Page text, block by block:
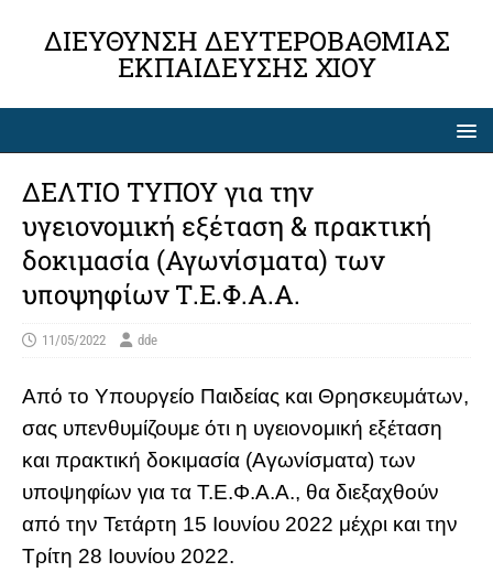
ΔΙΕΎΘΥΝΣΗ ΔΕΥΤΕΡΟΒΆΘΜΙΑΣ
ΕΚΠΑΊΔΕΥΣΗΣ ΧΊΟΥ
ΔΕΛΤΙΟ ΤΥΠΟΥ για την
υγειονομική εξέταση & πρακτική
δοκιμασία (Αγωνίσματα) των
υποψηφίων Τ.Ε.Φ.Α.Α.
11/05/2022 dde
Από το Υπουργείο Παιδείας και Θρησκευμάτων,
σας υπενθυμίζουμε ότι η υγειονομική εξέταση
και πρακτική δοκιμασία (Αγωνίσματα) των
υποψηφίων για τα Τ.Ε.Φ.Α.Α., θα διεξαχθούν
από την Τετάρτη 15 Ιουνίου 2022 μέχρι και την
Τρίτη 28 Ιουνίου 2022.